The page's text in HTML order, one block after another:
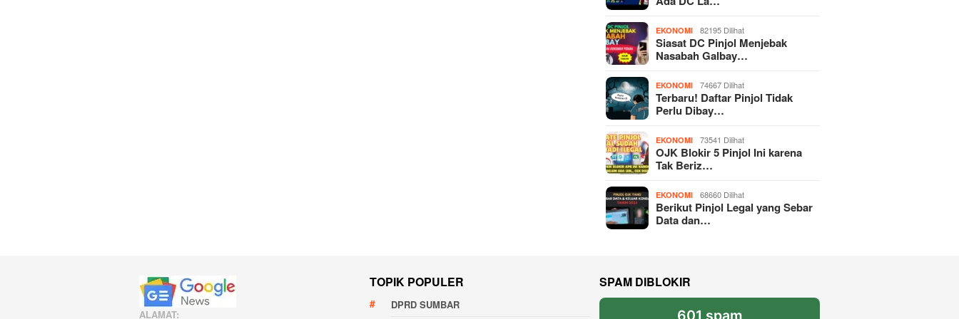
EKONOMI 82195 Dilihat
Siasat DC Pinjol Menjebak
Nasabah Galbay…
EKONOMI 74667 Dilihat
Terbaru! Daftar Pinjol Tidak
Perlu Dibay…
EKONOMI 73541 Dilihat
OJK Blokir 5 Pinjol Ini karena
Tak Beriz…
EKONOMI 68660 Dilihat
Berikut Pinjol Legal yang Sebar
Data dan…
ALAMAT:
TOPIK POPULER
DPRD SUMBAR
SPAM DIBLOKIR
601 spam